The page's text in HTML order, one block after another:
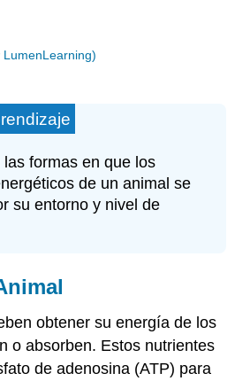
LumenLearning)
formas en que los
de un animal se
su entorno y nivel de
obtener su energía de los
o absorben. Estos nutrientes
de adenosina (ATP) para